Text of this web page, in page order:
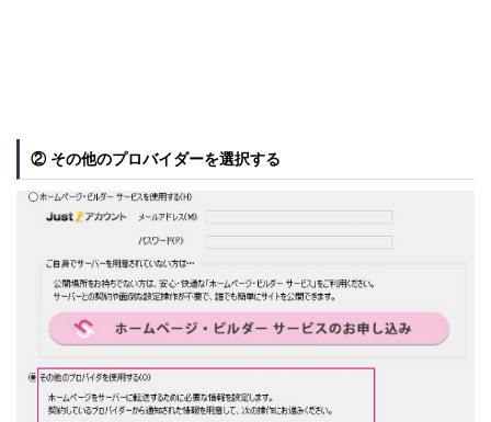
② その他のプロバイダーを選択する